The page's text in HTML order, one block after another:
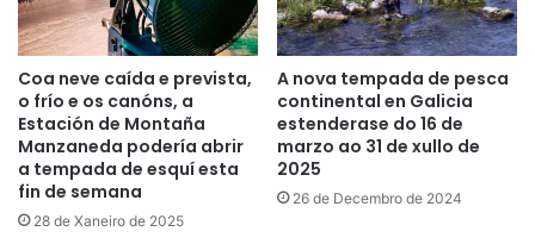
Coa neve caída e prevista,
o frío e os canóns, a
Estación de Montaña
Manzaneda podería abrir
a tempada de esquí esta
fin de semana
28 de Xaneiro de 2025
A nova tempada de pesca
continental en Galicia
estenderase do 16 de
marzo ao 31 de xullo de
2025
26 de Decembro de 2024